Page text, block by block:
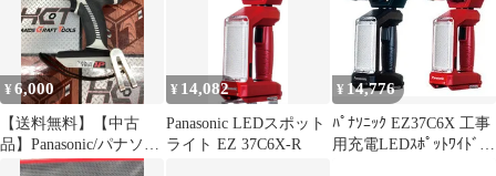
¥6,000
【送料無料】【中古
品】Panasonic/パナソニ
ック EZ7441 充電式ド
¥ 14,082
Panasonic LEDスポット
ライト EZ 37C6X-R
¥ 14,776
ﾊﾟﾅｿﾆｯｸ EZ37C6X 工事
用充電LEDｽﾎﾟｯﾄﾜｲﾄﾞﾗｲ